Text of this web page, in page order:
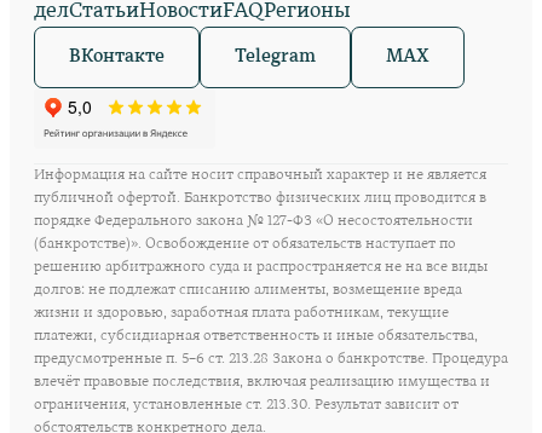
делСтатьиНовостиFAQРегионы
ВКонтакте Telegram MAX
Информация на сайте носит справочный характер и не является
публичной офертой. Банкротство физических лиц проводится в
порядке Федерального закона № 127-ФЗ «О несостоятельности
(банкротстве)». Освобождение от обязательств наступает по
решению арбитражного суда и распространяется не на все виды
долгов: не подлежат списанию алименты, возмещение вреда
жизни и здоровью, заработная плата работникам, текущие
платежи, субсидиарная ответственность и иные обязательства,
предусмотренные п. 5–6 ст. 213.28 Закона о банкротстве. Процедура
влечёт правовые последствия, включая реализацию имущества и
ограничения, установленные ст. 213.30. Результат зависит от
обстоятельств конкретного дела.